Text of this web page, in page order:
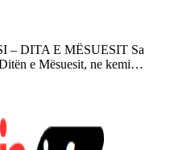
– DITA E MËSUESIT Sa
e Mësuesit, ne kemi…